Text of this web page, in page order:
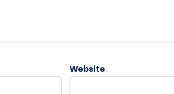
Website